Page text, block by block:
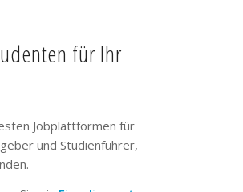
für Ihr
Jobplattformen für
und Studienführer,